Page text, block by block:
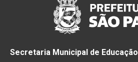
Secretaria Municipal de Educação